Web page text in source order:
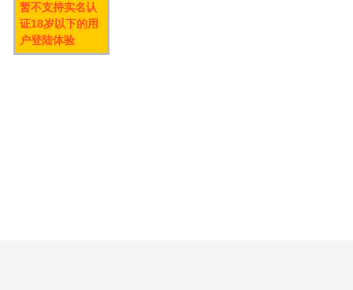
暂不支持实名认
证18岁以下的用
户登陆体验